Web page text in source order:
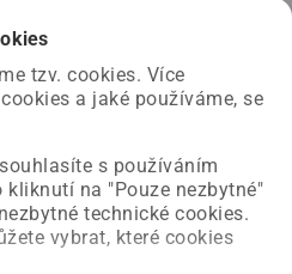
tzv. cookies. Více
a jaké používáme, se
s používáním
kliknutí na "Pouze nezbytné"
technické cookies.
vybrat, které cookies
straně a už ji opravujeme.
požadovanou stránku.
Úvodní strana